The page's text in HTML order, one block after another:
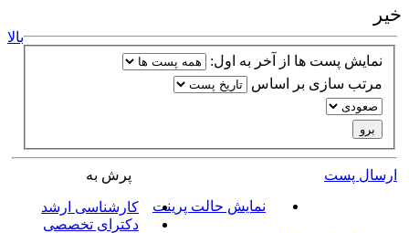
خیر
بالا
نمایش پست ها از آخر به اول:
مرتب سازی بر اساس
ارسال پست
نمایش حالت پرینت
پرش به
کارشناسی ارشد
دکترای تخصصی